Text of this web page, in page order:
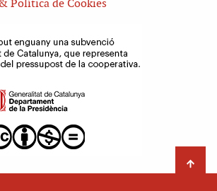
Política de Cookies